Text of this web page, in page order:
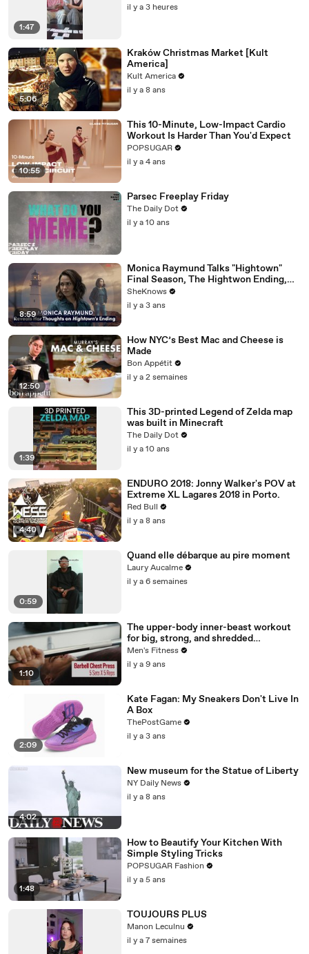
1:47
il y a 3 heures
5:06
Kraków Christmas Market [Kult
America]
Kult America
il y a 8 ans
10:55
This 10-Minute, Low-Impact Cardio
Workout Is Harder Than You'd Expect
POPSUGAR
il y a 4 ans
Parsec Freeplay Friday
The Daily Dot
il y a 10 ans
8:59
Monica Raymund Talks "Hightown"
Final Season, The Hightwon Ending,
The Joy of Playing a Queer Character &
"Chicago Fire"
SheKnows
il y a 3 ans
12:50
How NYC’s Best Mac and Cheese is
Made
Bon Appétit
il y a 2 semaines
1:39
This 3D-printed Legend of Zelda map
was built in Minecraft
The Daily Dot
il y a 10 ans
4:40
ENDURO 2018: Jonny Walker's POV at
Extreme XL Lagares 2018 in Porto.
Red Bull
il y a 8 ans
0:59
Quand elle débarque au pire moment
Laury Aucalme
il y a 6 semaines
1:10
The upper-body inner-beast workout
for big, strong, and shredded
shoulders, pecs, and triceps
Men's Fitness
il y a 9 ans
2:09
Kate Fagan: My Sneakers Don't Live In
A Box
ThePostGame
il y a 3 ans
4:02
New museum for the Statue of Liberty
NY Daily News
il y a 8 ans
1:48
How to Beautify Your Kitchen With
Simple Styling Tricks
POPSUGAR Fashion
il y a 5 ans
TOUJOURS PLUS
Manon Leculnu
il y a 7 semaines